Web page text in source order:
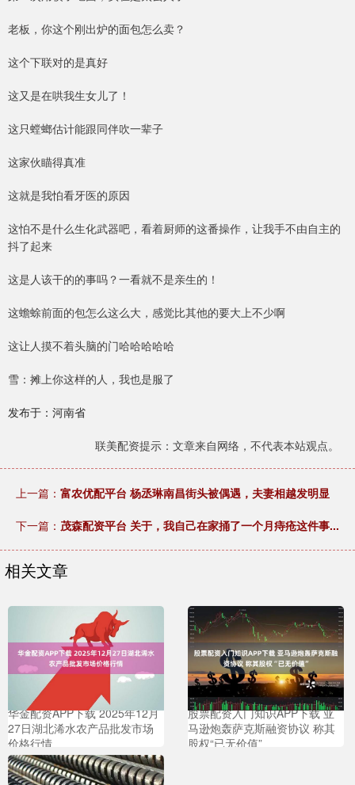
老板，你这个刚出炉的面包怎么卖？
这个下联对的是真好
这又是在哄我生女儿了！
这只螳螂估计能跟同伴吹一辈子
这家伙瞄得真准
这就是我怕看牙医的原因
这怕不是什么生化武器吧，看着厨师的这番操作，让我手不由自主的
抖了起来
这是人该干的的事吗？一看就不是亲生的！
这蟾蜍前面的包怎么这么大，感觉比其他的要大上不少啊
这让人摸不着头脑的门哈哈哈哈哈
雪：摊上你这样的人，我也是服了
发布于：河南省
联美配资提示：文章来自网络，不代表本站观点。
上一篇： 富农优配平台 杨丞琳南昌街头被偶遇，夫妻相越发明显
下一篇： 茂森配资平台 关于，我自己在家捅了一个月痔疮这件事...
相关文章
华金配资APP下载 2025年12月
27日湖北浠水农产品批发市场
价格行情
股票配资入门知识APP下载 亚
马逊炮轰萨克斯融资协议 称其
股权“已无价值”